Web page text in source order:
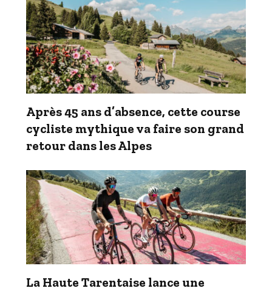
Après 45 ans d’absence, cette course
cycliste mythique va faire son grand
retour dans les Alpes
La Haute Tarentaise lance une